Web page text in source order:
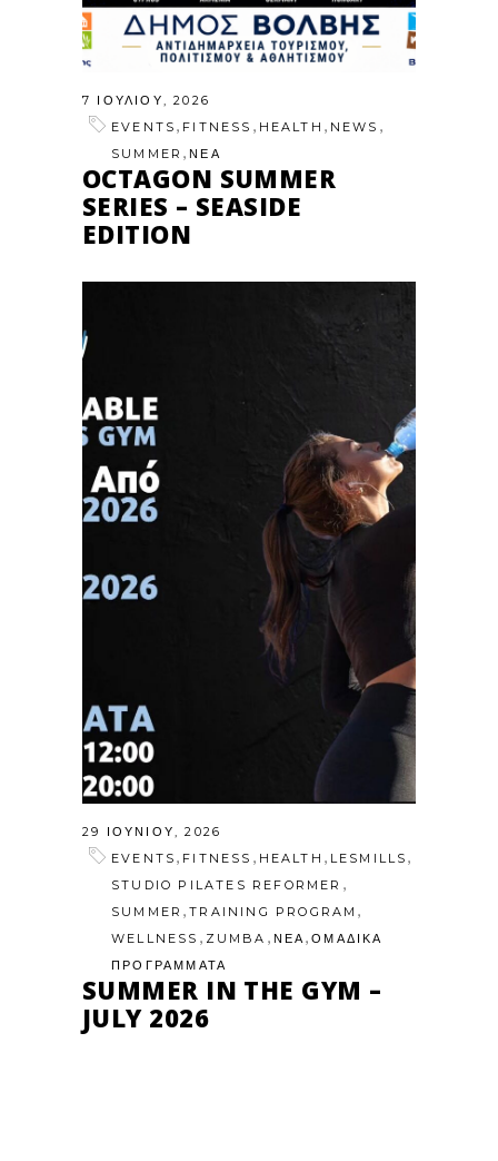
7 ΙΟΥΛΊΟΥ, 2026
EVENTS , FITNESS , HEALTH , NEWS ,
SUMMER ,ΝΕΑ
OCTAGON SUMMER
SERIES – SEASIDE
EDITION
29 ΙΟΥΝΊΟΥ, 2026
EVENTS , FITNESS , HEALTH , LESMILLS ,
STUDIO PILATES REFORMER ,
SUMMER ,TRAINING PROGRAM ,
WELLNESS , ZUMBA , ΝΕΑ,ΟΜΑΔΙΚΑ
ΠΡΟΓΡΑΜΜΑΤΑ
SUMMER IN THE GYM –
JULY 2026